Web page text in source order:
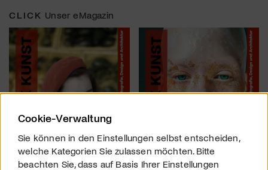
CLICK Unser eMagazin
Cookie-Verwaltung
Sie können in den Einstellungen selbst entscheiden,
welche Kategorien Sie zulassen möchten. Bitte
beachten Sie, dass auf Basis Ihrer Einstellungen